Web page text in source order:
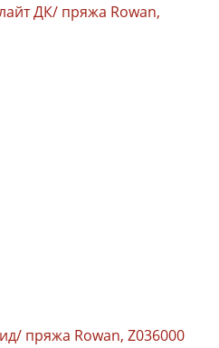
ДК/ пряжа Rowan,
пряжа Rowan, Z036000